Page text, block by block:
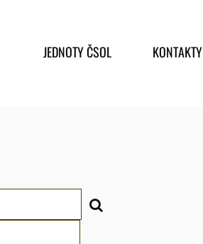
JEDNOTY ČSOL KONTAKTY